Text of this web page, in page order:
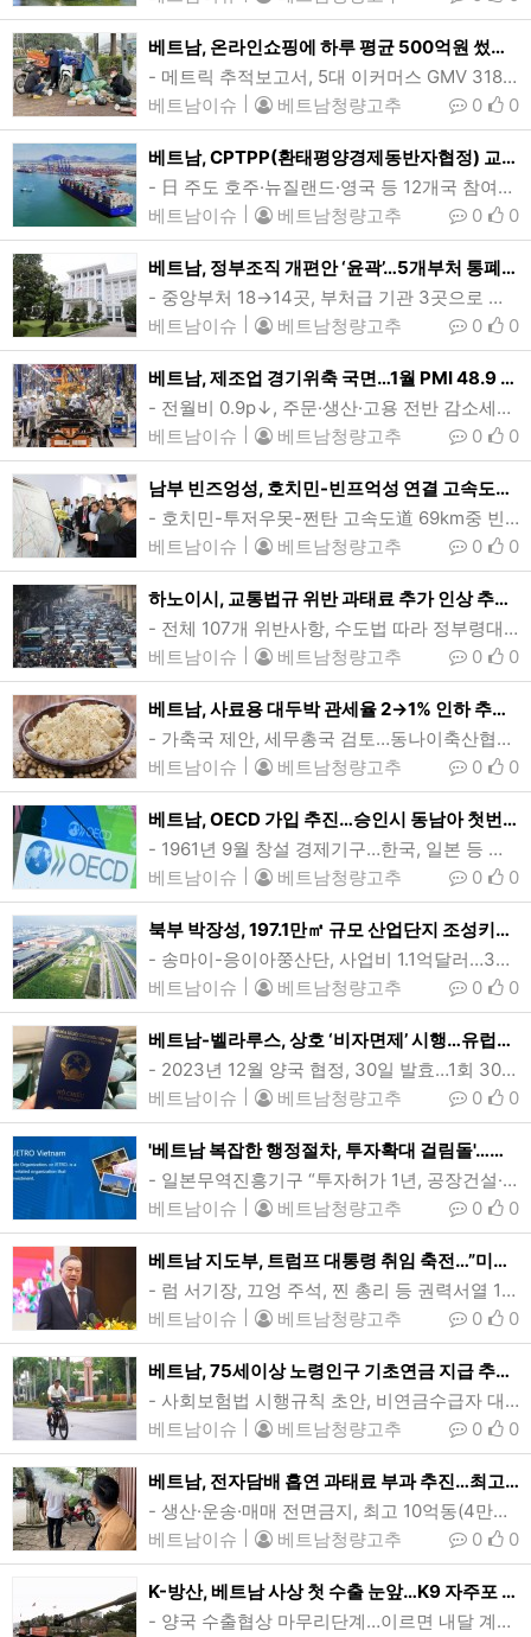
베트남, 온라인쇼핑에 하루 평균 500억원 썼다…전년비 37.4%↑
- 메트릭 추적보고서, 5대 이커머스 GMV 318.9조동(약 127억달러)…이외 SNS·외국플랫폼 미포함- 생필품 구매 추세 두드러져, 정품·수입산 선호도↑…가격경쟁력 ‘핵심’하노이시 유이떤길 일대 배송플랫폼 소속 직원들이 상품을 수령할 소비자들을 기다리고 있다. 베트남의 전자상거래시장이 연평균 두자릿수 성장세를 유지중인 가운데 지난해 베트남인들이 온라인쇼핑에 지출한 돈이 하루 평균 8737억동(약 3470.7만달러)에 달한 것으로 나타났다. (사진=VnExpress/Ngoc Thanh)[인사이드비나=하노이, 이승윤 기자]&nbs…
베트남이슈
베트남청량고추 0
0
베트남, CPTPP(환태평양경제동반자협정) 교역액 1000억달러 돌파
- 日 주도 호주·뉴질랜드·영국 등 12개국 참여…1020억달러 전년비 6.8%↑- 전체 무역액중 13.1%, 흑자 94억달러 2배↑…거시경제 안정화 기여지난해 베트남과 CPTPP(환태평양경제동반자협정) 회원국간 교역액이 전년대비 6.8% 늘어난 1020억달러를 기록했다. 베트남 전체 교역액 가운데 CPTPP와의 교역액은 13.1% 비중을 차지했다. (사진=사이공신항공사)[인사이드비나=하노이, 장연환 기자] 지난해 베트남과 CPTPP(환태평양경제동반자협정) 회원국간 교역액이 1000억달러를 돌파한 것으로 나타났다.…
베트남이슈
베트남청량고추 0
0
베트남, 정부조직 개편안 ‘윤곽’…5개부처 통폐합
- 중앙부처 18→14곳, 부처급 기관 3곳으로 축소…이달중 국회 특별심의- 기획투자부+재정부, 교통운송부+건설부- 농업농촌개발부+자연자원환경부, 정보통신부+과학기술부, 노동보훈사회부+내무부하노이시 바딘군에 위치한 베트남정부 청사. 정부가 마련한 조직축소 개편안이 국회에서 통과되면 현재 18개인 중앙부처는 5개 부처 통폐합, 1개 부처 신설로 모두 14곳으로 줄어들며, 부처급 기관은 4개로 조정된다. (사진=베트남정부포털)[인사이드비나=하노이, 떤 풍(Tan phung) 기자] 베트남정부가 추진해온 정부조직 축소 개편안의 …
베트남이슈
베트남청량고추 0
0
베트남, 제조업 경기위축 국면…1월 PMI 48.9 두달연속 기준치 하회
- 전월비 0.9p↓, 주문·생산·고용 전반 감소세…줄어든 일감에 작업잔고↓- 생산비 증가세 둔화, 인플레이션 완화 영향…업계 수요진작 목적 단가인하 단행베트남의 제조업 PMI는 새해 첫달 48.9를 기록, 2개월 연속 기준치(50)를 하회하며 경기위축 국면을 보였다. 1월 PMI 감소는 주로 신규주문과 생산, 고용 감소에 기인했다. (사진=vneconomy)[인사이드비나=하노이, 이희상 기자] 새해 첫달 베트남의 제조업 PMI(구매관리자지수)가 전월에 이어 2개월 연속 기준치를 밑돌면서 제조업 경기가 위축 국면에 들어선 것&nbs…
베트남이슈
베트남청량고추 0
0
남부 빈즈엉성, 호치민-빈프억성 연결 고속도로 착공…2027년중 완공
- 호치민-투저우못-쩐탄 고속도道 69km중 빈즈엉성 구간…1단계 3.5억달러 투자- 총사업비 17.4조동(6.9억달러), 중부고원-동남부 롱탄신공항 등 연결성 개선팜 민 찐 총리(국방색 상의)가 호치민-투저우못-쩐탄 고속도로 건설계획에 대한 설명을 듣고 있는 모습. 빈즈엉성 인민위원회는 행정부 지도자들이 참석한 가운데 호치민-투저우못-쩐탄 고속도로의 빈즈엉성 구간 기공식을 1일 개최했다. (사진=VnExpress/Phuoc Tuan)[인사이드비나=호치민, 투 탄(Thu thanh) 기자] 베트남 남부 호치민시와 …
베트남이슈
베트남청량고추 0
0
하노이시, 교통법규 위반 과태료 추가 인상 추진…최고 2배
- 전체 107개 위반사항, 수도법 따라 정부령대비 2배 범위내 인상가능- 교통문화·준법정신 함양위해 필요…음주운전·측정불응·약물운전 등 최고 6000만동끝없이 밀려드는 차량들로 정체 현상이 발생한 하노이시의 한 대로의 모습. 올들어 베트남이 교통법규 위반에 처분되는 과태료를 대폭 인상한 가운데 하노이시는 이보다 더 높은 과태료를 부과하는 방안을 추진하고 있다. (사진=VnExpress/Pham Chieu)[인사이드비나=하노이, 떤 풍(Tan phung) 기자] 올들어 베트남이 교통법규 위반에 처분되는 과태료를 대폭 인상한…
베트남이슈
베트남청량고추 0
0
베트남, 사료용 대두박 관세율 2→1% 인하 추진…축산업 지원방안
- 가축국 제안, 세무총국 검토…동나이축산협회·가축사료생산·수입기업 청원베트남이 국내 축산업과 가축생산업을 지원·강화하기 위한 방안으로 가축사료용 수입산 대두박의 관세를 현행 2%에서 1%로 인하를 추진하고 있다. (사진=thesaigontimes)[인사이드비나=호치민, 투 탄(Thu thanh) 기자] 베트남이 국내 축산업과 가축생산업을 지원·강화하기 위한 방안으로 가축사료용 수입산 대두박(대두에서 기름을 짜고 남은 콩찌꺼기)의 관세 인하를 추진하고 있다.농업농촌개발부 가축국은 최근 가축사료로 수입되는 대두박에 부과되는 …
베트남이슈
베트남청량고추 0
0
베트남, OECD 가입 추진…승인시 동남아 첫번째 회원국
- 1961년 9월 창설 경제기구…한국, 일본 등 아시아 2개국 포함 38개국- 가입까지 최소 수년 소요…동남아선 인니·태국 1호 경쟁베트남이 경제협력개발기구(OECD) 가입을 추진하고 있다. 팜 민 찐 베트남 총리는 22일 스위스 다보스에서 열린 세계경제포럼(WEF·다보스포럼) 연차총회에서 마티아스 콜먼 OECD 사무총장과 회담을 갖고 가입 의향을 전달했다. 현재 기준으로 베트남이 OECD 회원국으로 합류한다면, 동남아 첫번째 가입국이 된다. (사진=nghiencuuquocte)[인사이드비나=하노이, 장…
베트남이슈
베트남청량고추 0
0
북부 박장성, 197.1만㎡ 규모 산업단지 조성키로…부총리 승인
- 송마이-응이아쭝산단, 사업비 1.1억달러…30개월내 완공계획베트남 북부 박장성 송마이-응아이쭝산업단지 개발예정지. 산업단지는 200헥타르 규모로 총사업비 1억1180만달러가 투입될 예정이다. (사진=baochinhphu)[인사이드비나=하노이, 떤 풍(Tan phung) 기자] 베트남 북부 박장성(Bac Giang)에 200헥타르 규모의 산업단지가 들어설 예정이다.쩐 홍 하(Tran Hong Ha) 베트남 부총리는 197.1헥타르(197.1만㎡) 규모 송마이-응이아쭝산업단지(Song Mai-Nghia Trung)…
베트남이슈
베트남청량고추 0
0
베트남-벨라루스, 상호 ‘비자면제’ 시행…유럽국가 최초
- 2023년 12월 양국 협정, 30일 발효…1회 30일 최장 연 90일베트남과 벨라루스가 이달말부터 상호 비자 면제 조치를 시행한다. 베트남과 상호 비자 면제 협정을 체결한 유럽 국가는 벨라루스가 처음이다. (사진=VnExpress/Pham Du)[인사이드비나=하노이, 떤 풍(Tan phung) 기자] 베트남과 벨라루스가 이달말부터 상호 비자 면제 조치를 시행한다. 베트남과 상호 비자면제 협정을 체결한 유럽국가는 벨라루스가 처음이다.양국 상호 비자면제는 앞서 지난 2023년 12월 레 티 투 항(Le Thi Thu Ha…
베트남이슈
베트남청량고추 0
0
'베트남 복잡한 행정절차, 투자확대 걸림돌'…현지진출 日기업 조사
- 일본무역진흥기구 “투자허가 1년, 공장건설·보수 0.5년”- 작년 투자 35억달러 48%↓…“1~2년내 확장계획” 56%, 시장매력도는 여전일본무역진흥기구(JETRO) 호치민사무소는 현지진출 일본기업의 경영애로사항 조사결과 복잡한 행정절차가 투자확대의 걸림돌이 되고있다며 사업환경 개선을 정부당국에 촉구했다. (사진=Jetro베트남 홈페이지 캡쳐)[인사이드비나=호치민, 윤준호 기자] 베트남에 진출한 일본기업들이 복잡한 행정 절차에 대한 불만을 쏟아내며 사업환경 개선을 정부 당국에 촉구하고 나섰다.마츠모토 노부유키(Nobuyuki …
베트남이슈
베트남청량고추 0
0
베트남 지도부, 트럼프 대통령 취임 축전…”미국은 중요한 파트너”
- 럼 서기장, 끄엉 주석, 찐 총리 등 권력서열 1~3위 최고위급베트남 권력서열 1위인 또 럼 공산당 서기장. 럼 서기장을 비롯한 베트남 최고위 지도부가 20일(현지시간) 도널드 트럼프 제47대 미국 대통령의 취임에 축전을 보냈다. (사진=VnExpress/Luu Quy)[인사이드비나=하노이, 이희상 기자] 또 럼(To Lam) 베트남 공산당 서기장을 비롯한 지도부가 20일(현지시간) 도널드 트럼프 제47대 미국 대통령의 취임에 축전을 보냈다.럼 서기장과 르엉 끄엉(Luong Cuong) 국가주석, 팜 민 찐(Pham M…
베트남이슈
베트남청량고추 0
0
베트남, 75세이상 노령인구 기초연금 지급 추진…월 50만동(20달러)
- 사회보험법 시행규칙 초안, 비연금수급자 대상…승인시 7월 시행- 향후 5년간 40.5조동(16억달러) 지출 전망…노인복지 사각지대 해소방안베트남 탄화시 호이안공원에서 자전거를 타고있는 노인의 모습. 베트남이 노령인구의 복지 사각지대를 해소하기 위해 75세이상 비연금수급자를 대상으로 월 50만동(20달러)의 기초연금을 지급하는 방안을 추진하고 있다. (사진=VnExpress/Le Hoang)[인사이드비나=하노이, 장연환 기자] 베트남이 75세이상 노인에 1인당 월 50만동(20달러)의 기초노령연금을 지급하는 방안을 추진하…
베트남이슈
베트남청량고추 0
0
베트남, 전자담배 흡연 과태료 부과 추진…최고 80달러
- 생산·운송·매매 전면금지, 최고 10억동(4만달러) 또는 징역…흡연 처벌규정 부재- 보건부, 시행령 개정안 초안…추가적발시 과태료 2배 누진적 제재하노이의 한 거리에서 전자담배를 피우고있는 시민. 올들어 베트남이 전자담배(가열담배 포함) 생산과 운송, 매매, 사용 등을 전면금지한 가운데 전자담배 사용자에게 100만~200만동(39~79달러)의 과태료를 부과하는 방안을 추진하고 있다. (사진=VnExpress/Khue Lam)[인사이드비나=하노이, 이승윤 기자] 올들어 베트남이 전자담배(가열담배 포함) …
베트남이슈
베트남청량고추 0
0
K-방산, 베트남 사상 첫 수출 눈앞…K9 자주포 20문, 3억달러 규모
- 양국 수출협상 마무리단계…이르면 내달 계약- 향후 방산제품 수출 확대 기대한화에어로스페이스의 K9자주포 베트남 수출협상이 마무리단계로, 이르면 내달 계약을 체결할 것으로 알려졌다. K-방산의 베트남 및 공산주의 국가 수출은 사상 처음이며, K9 자주포의 동남아 수출도 처음이다. (사진=한화에어로스페이스)[인사이드비나=문동원 기자] 한화에어로스페이스의 K9 자주포가 베트남 수출을 눈앞에 두고 있다. K-방산의 베트남 및 공산주의 국가 수출은 사상 처음이며, K9 자주포의 동남아 첫 수출이기도 하다. 20일 방산업…